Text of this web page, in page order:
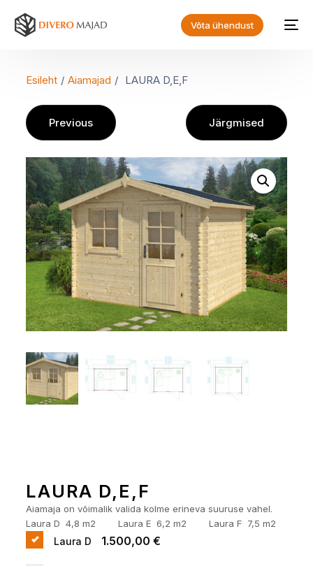
Võta ühendust
Esileht / Aiamajad / LAURA D,E,F
Previous Järgmised
LAURA D,E,F
Aiamaja on võimalik valida kolme erineva suuruse vahel.
Laura D 4,8 m2 Laura E 6,2 m2 Laura F 7,5 m2
Laura D 1.500,00 €
EN ET